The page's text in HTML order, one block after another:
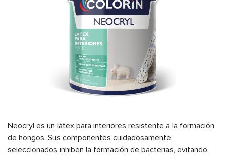
Neocryl es un látex para interiores resistente a la formación
de hongos. Sus componentes cuidadosamente
seleccionados inhiben la formación de bacterias, evitando